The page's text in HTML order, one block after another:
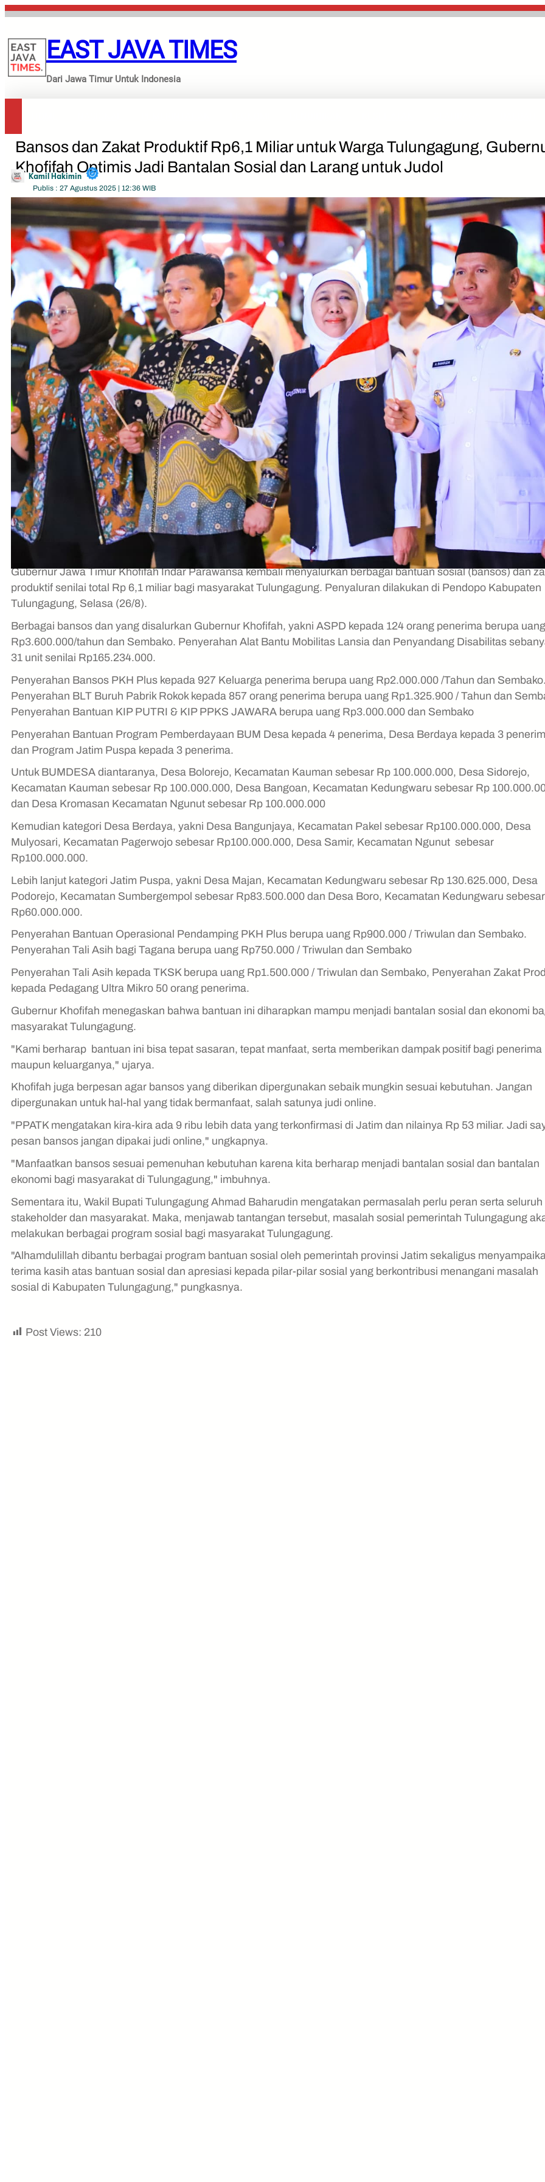
Lewati
konten
EAST JAVA TIMES
Dari Jawa Timur Untuk Indonesia
Bansos dan Zakat Produktif Rp6,1 Miliar untuk Warga Tulungagung,
Khofifah Optimis Jadi Bantalan Sosial dan Larang untuk Judol
Kamil Hakimin
Publis : 27 Agustus 2025 | 12:36 WIB
Gubernur Jawa Timur Khofifah Indar Parawansa kembali menyalurkan berbagai bantuan sosial (bansos) dan
produktif senilai total Rp 6,1 miliar bagi masyarakat Tulungagung. Penyaluran dilakukan di Pendopo Kabupaten
Tulungagung, Selasa (26/8).
Berbagai bansos dan yang disalurkan Gubernur Khofifah, yakni ASPD kepada 124 orang penerima berupa uang
Rp3.600.000/tahun dan Sembako. Penyerahan Alat Bantu Mobilitas Lansia dan Penyandang Disabilitas
31 unit senilai Rp165.234.000.
Penyerahan Bansos PKH Plus kepada 927 Keluarga penerima berupa uang Rp2.000.000 /Tahun dan Sembako.
Penyerahan BLT Buruh Pabrik Rokok kepada 857 orang penerima berupa uang Rp1.325.900 / Tahun dan
Penyerahan Bantuan KIP PUTRI & KIP PPKS JAWARA berupa uang Rp3.000.000 dan Sembako
Penyerahan Bantuan Program Pemberdayaan BUM Desa kepada 4 penerima, Desa Berdaya kepada 3
dan Program Jatim Puspa kepada 3 penerima.
Untuk BUMDESA diantaranya, Desa Bolorejo, Kecamatan Kauman sebesar Rp 100.000.000, Desa Sidorejo,
Kecamatan Kauman sebesar Rp 100.000.000, Desa Bangoan, Kecamatan Kedungwaru sebesar Rp
dan Desa Kromasan Kecamatan Ngunut sebesar Rp 100.000.000
Kemudian kategori Desa Berdaya, yakni Desa Bangunjaya, Kecamatan Pakel sebesar Rp100.000.000, Desa
Mulyosari, Kecamatan Pagerwojo sebesar Rp100.000.000, Desa Samir, Kecamatan Ngunut sebesar
Rp100.000.000.
Lebih lanjut kategori Jatim Puspa, yakni Desa Majan, Kecamatan Kedungwaru sebesar Rp 130.625.000, Desa
Podorejo, Kecamatan Sumbergempol sebesar Rp83.500.000 dan Desa Boro, Kecamatan Kedungwaru sebesar
Rp60.000.000.
Penyerahan Bantuan Operasional Pendamping PKH Plus berupa uang Rp900.000 / Triwulan dan Sembako.
Penyerahan Tali Asih bagi Tagana berupa uang Rp750.000 / Triwulan dan Sembako
Penyerahan Tali Asih kepada TKSK berupa uang Rp1.500.000 / Triwulan dan Sembako, Penyerahan Zakat
kepada Pedagang Ultra Mikro 50 orang penerima.
Gubernur Khofifah menegaskan bahwa bantuan ini diharapkan mampu menjadi bantalan sosial dan ekonomi
masyarakat Tulungagung.
"Kami berharap bantuan ini bisa tepat sasaran, tepat manfaat, serta memberikan dampak positif bagi penerima
maupun keluarganya," ujarya.
Khofifah juga berpesan agar bansos yang diberikan dipergunakan sebaik mungkin sesuai kebutuhan. Jangan
dipergunakan untuk hal-hal yang tidak bermanfaat, salah satunya judi online.
"PPATK mengatakan kira-kira ada 9 ribu lebih data yang terkonfirmasi di Jatim dan nilainya Rp 53 miliar. Jadi
pesan bansos jangan dipakai judi online," ungkapnya.
"Manfaatkan bansos sesuai pemenuhan kebutuhan karena kita berharap menjadi bantalan sosial dan bantalan
ekonomi bagi masyarakat di Tulungagung," imbuhnya.
Sementara itu, Wakil Bupati Tulungagung Ahmad Baharudin mengatakan permasalah perlu peran serta seluruh
stakeholder dan masyarakat. Maka, menjawab tantangan tersebut, masalah sosial pemerintah Tulungagung
melakukan berbagai program sosial bagi masyarakat Tulungagung.
"Alhamdulillah dibantu berbagai program bantuan sosial oleh pemerintah provinsi Jatim sekaligus
terima kasih atas bantuan sosial dan apresiasi kepada pilar-pilar sosial yang berkontribusi menangani masalah
sosial di Kabupaten Tulungagung," pungkasnya.
Post Views: 210